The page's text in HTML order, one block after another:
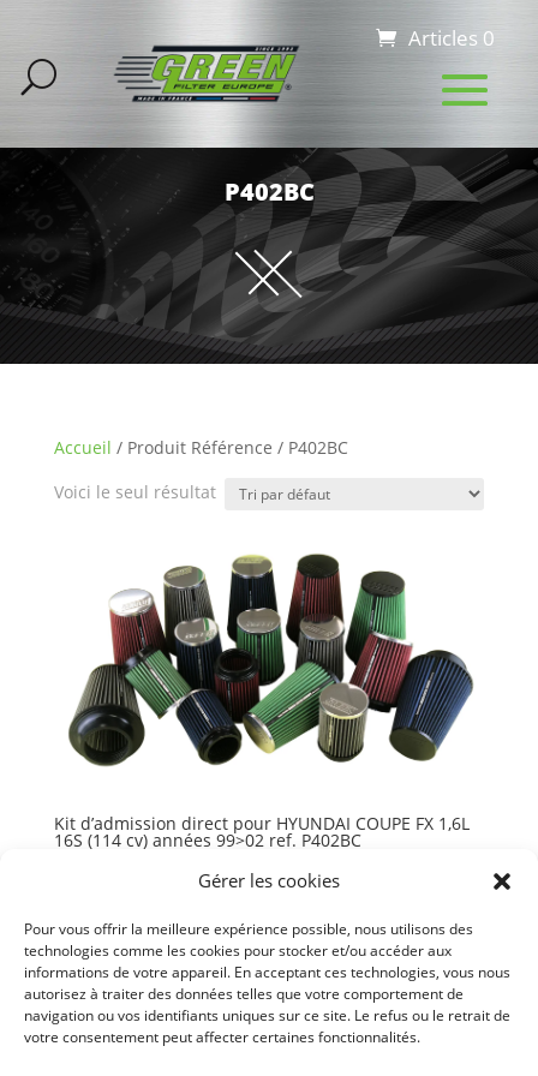
Gérer les cookies
Pour vous offrir la meilleure expérience possible, nous utilisons des
technologies comme les cookies pour stocker et/ou accéder aux
informations de votre appareil. En acceptant ces technologies, vous nous
autorisez à traiter des données telles que votre comportement de
navigation ou vos identifiants uniques sur ce site. Le refus ou le retrait de
votre consentement peut affecter certaines fonctionnalités.
Articles 0
P402BC
Accueil / Produit Référence / P402BC
Voici le seul résultat
Kit d’admission direct pour HYUNDAI COUPE FX 1,6L
16S (114 cv) années 99>02 ref. P402BC
Ajouter au panier